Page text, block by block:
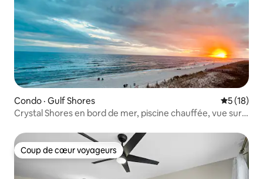
Condo · Gulf Shores Note
5 (18)
Crystal Shores en bord de mer, piscine chauffée, vue sur
Coup de cœur voyageurs
Coup de cœur voyageurs